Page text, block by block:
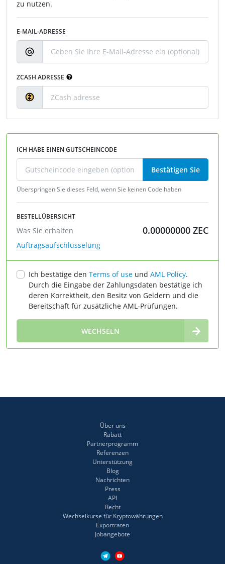
zu nutzen.
E-MAIL-ADRESSE
ZCASH ADRESSE
ICH HABE EINEN GUTSCHEINCODE
Bestätigen Sie
Überspringen Sie dieses Feld, wenn Sie keinen Code haben
BESTELLÜBERSICHT
Was Sie erhalten 0.00000000 ZEC
Auftragsaufschlüsselung
Ich bestätige den Terms of use und AML Policy.
Durch die Eingabe der Zahlungsdaten bestätige ich
deren Korrektheit, den Besitz von Geldern und die
Bereitschaft für zusätzliche AML-Prüfungen.
WECHSELN
Über uns
Rabatt
Partnerprogramm
Referenzen
Unterstützung
Blog
Nachrichten
Press
API
Recht
Wechselkurse für Kryptowährungen
Exportraten
Jobangebote